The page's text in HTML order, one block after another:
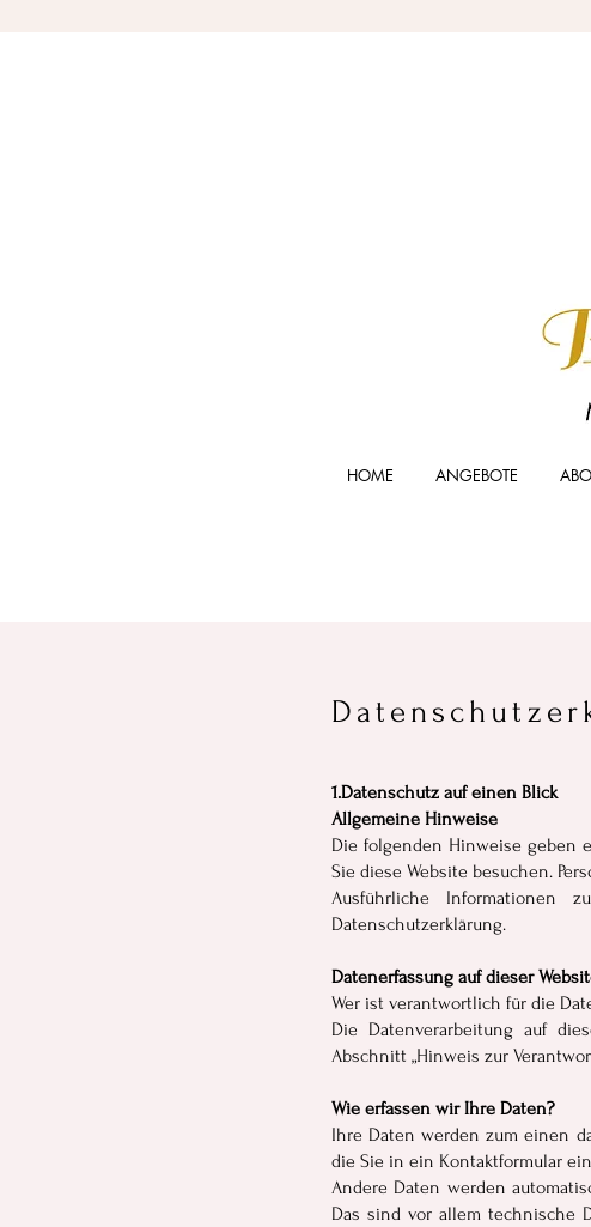
HOME ANGEBOTE
1.Datenschutz auf einen Blick
Allgemeine Hinweise
Die folgenden Hinweise geben
Sie diese Website besuchen.
Ausführliche Informationen
Datenschutzerklärung.
Datenerfassung auf dieser
Wer ist verantwortlich für die
Die Datenverarbeitung auf
Abschnitt „Hinweis zur
Wie erfassen wir Ihre Daten?
Ihre Daten werden zum einen
die Sie in ein Kontaktformular
Andere Daten werden
Das sind vor allem technische